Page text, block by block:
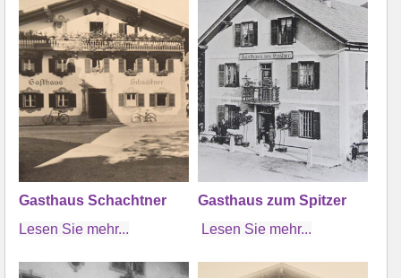
Gasthaus Schachtner
Lesen Sie mehr...
Gasthaus zum Spitzer
Lesen Sie mehr...